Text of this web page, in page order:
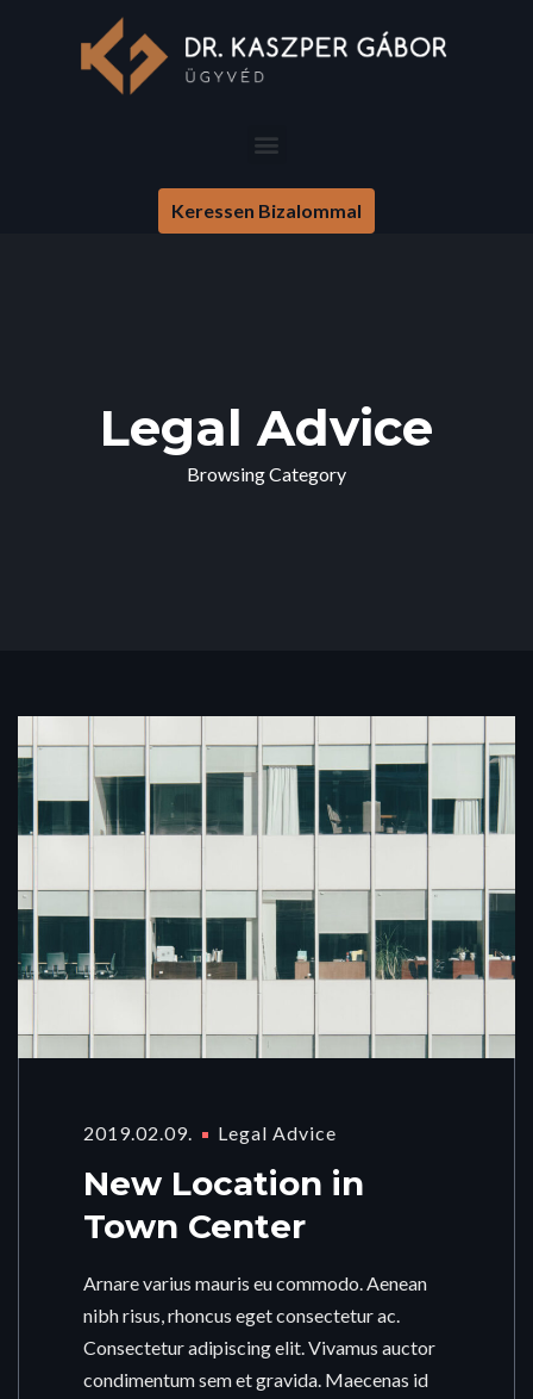
Keressen Bizalommal
Legal Advice
Browsing Category
2019.02.09. Legal Advice
New Location in
Town Center
Arnare varius mauris eu commodo. Aenean
nibh risus, rhoncus eget consectetur ac.
Consectetur adipiscing elit. Vivamus auctor
condimentum sem et gravida. Maecenas id